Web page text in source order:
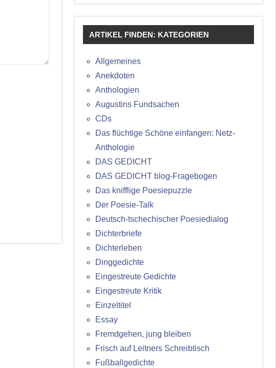
ARTIKEL FINDEN: KATEGORIEN
Allgemeines
Anekdoten
Anthologien
Augustins Fundsachen
CDs
Das flüchtige Schöne einfangen: Netz-
Anthologie
DAS GEDICHT
DAS GEDICHT blog-Fragebogen
Das knifflige Poesiepuzzle
Der Poesie-Talk
Deutsch-tschechischer Poesiedialog
Dichterbriefe
Dichterleben
Dinggedichte
Eingestreute Gedichte
Eingestreute Kritik
Einzeltitel
Essay
Fremdgehen, jung bleiben
Frisch auf Leitners Schreibtisch
Fußballgedichte